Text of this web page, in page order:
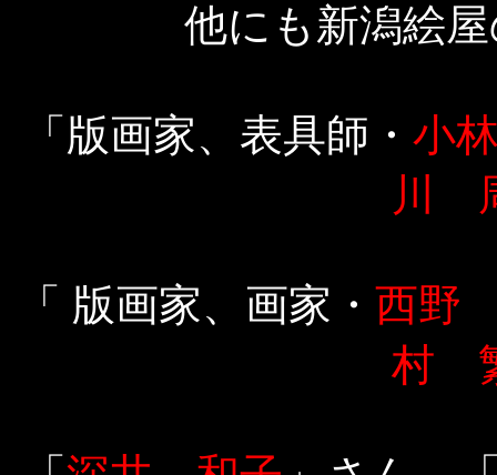
他にも新潟絵
「版画家、表具師・ 小
川
「 版画家、画家・ 西野
村